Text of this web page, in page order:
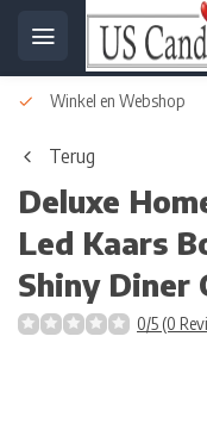
Winkel en Webshop
Terug
Deluxe
Led Kaars
Shiny Diner
0/5 (0